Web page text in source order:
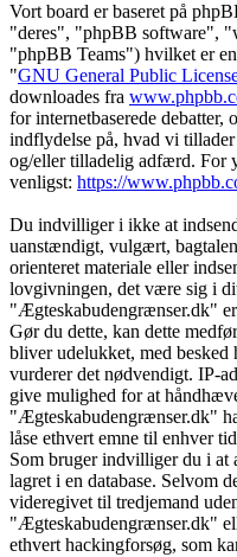
Vort board er baseret på
"deres", "phpBB software",
"phpBB Teams") hvilket er
"GNU General Public
downloades fra
for internetbaserede
indflydelse på, hvad vi
og/eller tilladelig adfærd. For
venligst: https://
Du indvilliger i ikke at
uanstændigt, vulgært,
orienteret materiale eller
lovgivningen, det være sig i
"Ægteskabudengrænser.dk"
Gør du dette, kan dette
bliver udelukket, med
vurderer det nødvendigt. IP-
give mulighed for at
"Ægteskabudengrænser.dk"
låse ethvert emne til enhver
Som bruger indvilliger du i at
lagret i en database. Selvom
videregivet til tredjemand
"Ægteskabudengrænser.dk"
ethvert hackingforsøg, som